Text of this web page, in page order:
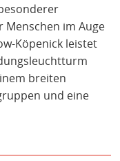
Menschen im Auge
Köpenick leistet
breiten
und eine